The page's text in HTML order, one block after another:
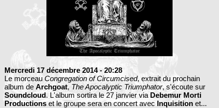
Mercredi 17 décembre 2014 - 20:28
Le morceau Congregation of Circumcised, extrait du prochain
album de Archgoat, The Apocalyptic Triumphator, s'écoute sur
Soundcloud. L'album sortira le 27 janvier via Debemur Morti
Productionset le groupe sera en concert avec Inquisitionet...